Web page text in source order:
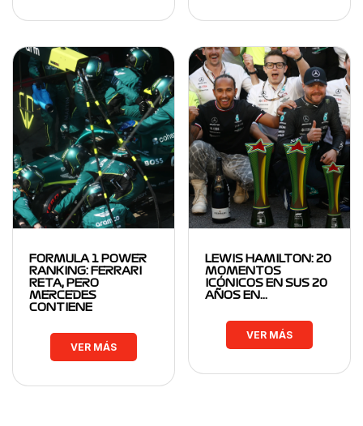
FORMULA 1 POWER
RANKING: FERRARI
RETA, PERO
MERCEDES
CONTIENE
VER MÁS
LEWIS HAMILTON: 20
MOMENTOS
ICÓNICOS EN SUS 20
AÑOS EN…
VER MÁS